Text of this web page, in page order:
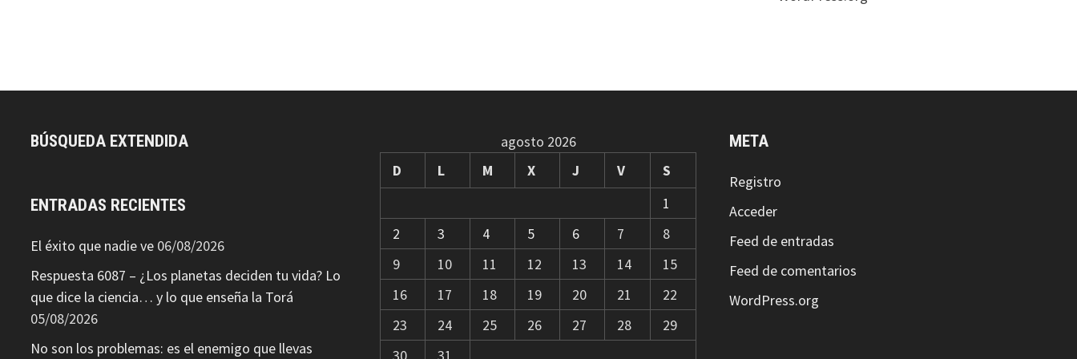
BÚSQUEDA EXTENDIDA
ENTRADAS RECIENTES
El éxito que nadie ve 06/08/2026
Respuesta 6087 – ¿Los planetas deciden tu vida? Lo
que dice la ciencia… y lo que enseña la Torá
05/08/2026
No son los problemas: es el enemigo que llevas
agosto 2026
D
L M X J V
S
1
2
3 4 5 6 7
8
9
10 11 12 13 14
15
16
17 18 19 20 21
22
23
24 25 26 27 28
29
META
Registro
Acceder
Feed de entradas
Feed de comentarios
WordPress.org